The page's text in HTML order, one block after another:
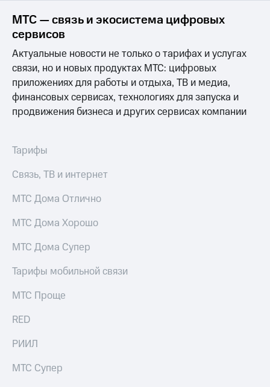
МТС
о технологиях
Достижения
Интервью
Финансовая
отчетность
в
регионе
и акционерам
Корпоративное
управление
Корпоративный
Раскрытие
Информация
акционеров
Личный
МТС — связь и экосистема цифровых
сервисов
Актуальные новости не только о тарифах и услугах
связи, но и новых продуктах МТС: цифровых
приложениях для работы и отдыха, ТВ и медиа,
финансовых сервисах, технологиях для запуска и
продвижения бизнеса и других сервисах компании
Тарифы
Связь, ТВ и интернет
МТС Дома Отлично
МТС Дома Хорошо
МТС Дома Супер
Тарифы мобильной связи
МТС Проще
RED
РИИЛ
МТС Супер